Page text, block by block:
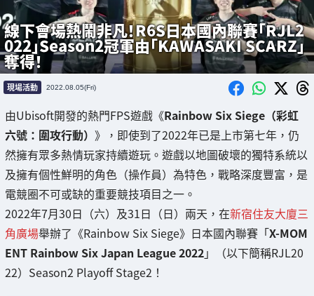
線下會場熱鬧非凡！R6S日本國內聯賽「RJL2
022」Season2冠軍由「KAWASAKI SCARZ」
奪得！
現場活動 2022.08.05(Fri)
由Ubisoft開發的熱門FPS遊戲《Rainbow Six Siege（彩虹
六號：圍攻行動） 》，即使到了2022年已是上市第七年，仍
然擁有眾多熱情玩家持續遊玩。遊戲以地圖破壞的獨特系統以
及擁有個性鮮明的角色（操作員）為特色，戰略深度豐富，是
電競圈不可或缺的重要競技項目之一。
2022年7月30日（六）及31日（日）兩天，在新宿住友大廈三
角廣場舉辦了《Rainbow Six Siege》日本國內聯賽「X-MOM
ENT Rainbow Six Japan League 2022」（以下簡稱RJL20
22）Season2 Playoff Stage2！